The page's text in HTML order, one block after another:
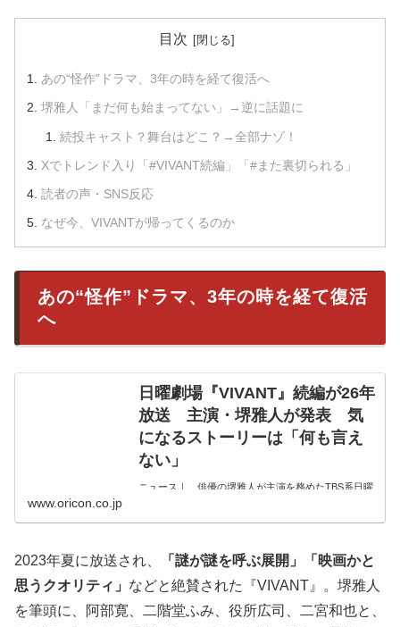
目次
あの“怪作”ドラマ、3年の時を経て復活へ
堺雅人「まだ何も始まってない」→逆に話題に
続投キャスト？舞台はどこ？→全部ナゾ！
Xでトレンド入り「#VIVANT続編」「#また裏切られる」
読者の声・SNS反応
なぜ今、VIVANTが帰ってくるのか
あの“怪作”ドラマ、3年の時を経て復活
へ
日曜劇場『VIVANT』続編が26年
放送 主演・堺雅人が発表 気
になるストーリーは「何も言え
ない」
ニュース｜ 俳優の堺雅人が主演を務めたTBS系日曜
www.oricon.co.jp
2023年夏に放送され、
「謎が謎を呼ぶ展開」「映画かと
思うクオリティ」 などと絶賛された『VIVANT』。堺雅人
を筆頭に、阿部寛、二階堂ふみ、役所広司、二宮和也と、